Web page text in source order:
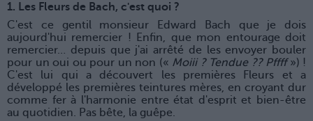
1. Les Fleurs de Bach, c'est quoi ?
C'est ce gentil monsieur Edward Bach que je dois
aujourd'hui remercier ! Enfin, que mon entourage doit
remercier… depuis que j'ai arrêté de les envoyer bouler
pour un oui ou pour un non (« Moiii ? Tendue ?? Pffff») !
C'est lui qui a découvert les premières Fleurs et a
développé les premières teintures mères, en croyant dur
comme fer à l'harmonie entre état d'esprit et bien-être
au quotidien. Pas bête, la guêpe.